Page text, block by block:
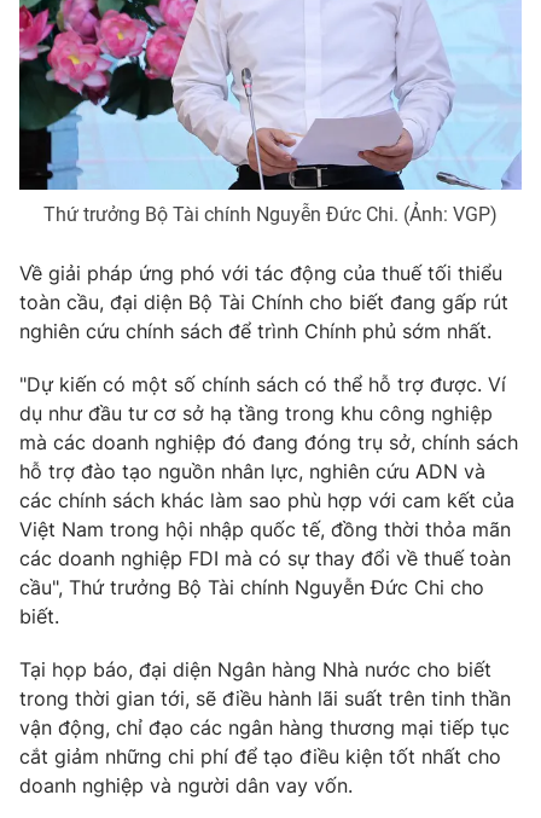
Thị trường 24h Tấm lòng Việt
VTV4 Vươn mình bằng AI
VTV9 VTV8
Liên hệ tòa soạn English
THỜI BÁO VTV
Theo dõi báo trên
Cơ quan chủ quản: Đài Truyền hình Việt Nam
Cơ quan báo chí:
cấp ngày 29/12/2023
Tổng Biên tập:Vũ Thanh Thủy
Phó Tổng Biên tập:Nguyễn Thị Mỹ Hạnh, Phạm Quốc Thắng,
Nguyễn Trọng Ninh
Tổng đài VTV:024.38 355 931 - 024.38 355 932
Thứ trưởng Bộ Tài chính Nguyễn Đức Chi. (Ảnh: VGP)
Về giải pháp ứng phó với tác động của thuế tối thiểu
toàn cầu, đại diện Bộ Tài Chính cho biết đang gấp rút
nghiên cứu chính sách để trình Chính phủ sớm nhất.
"Dự kiến có một số chính sách có thể hỗ trợ được. Ví
dụ như đầu tư cơ sở hạ tầng trong khu công nghiệp
mà các doanh nghiệp đó đang đóng trụ sở, chính sách
hỗ trợ đào tạo nguồn nhân lực, nghiên cứu ADN và
các chính sách khác làm sao phù hợp với cam kết của
Việt Nam trong hội nhập quốc tế, đồng thời thỏa mãn
các doanh nghiệp FDI mà có sự thay đổi về thuế toàn
cầu", Thứ trưởng Bộ Tài chính Nguyễn Đức Chi cho
biết.
Tại họp báo, đại diện Ngân hàng Nhà nước cho biết
trong thời gian tới, sẽ điều hành lãi suất trên tinh thần
vận động, chỉ đạo các ngân hàng thương mại tiếp tục
cắt giảm những chi phí để tạo điều kiện tốt nhất cho
doanh nghiệp và người dân vay vốn.